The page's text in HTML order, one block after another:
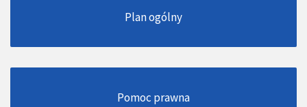
Plan ogólny
Pomoc prawna